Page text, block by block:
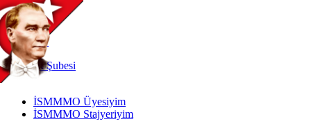
TR
|
EN
İnternetŞubesi
İSMMMO Üyesiyim
İSMMMO Stajyeriyim